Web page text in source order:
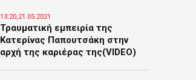
13:20,21.05.2021
Τραυματική εμπειρία της
Κατερίνας Παπουτσάκη στην
αρχή της καριέρας της(VIDEO)